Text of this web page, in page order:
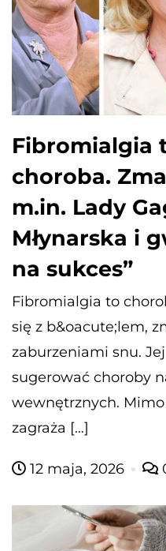
Fibromialgia
choroba.
m.in. Lady
Młynarska i
na sukces”
Fibromialgia to
się z b&oacute;lem,
zaburzeniami snu.
sugerować choroby
wewnętrznych.
zagraża […]
12 maja, 2026